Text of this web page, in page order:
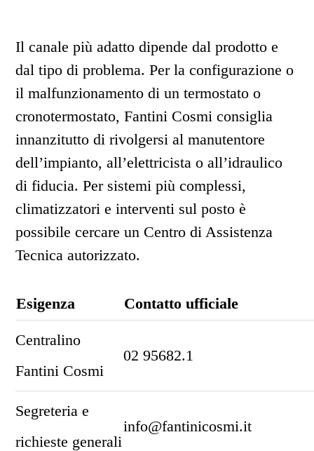
Il canale più adatto dipende dal prodotto e
dal tipo di problema. Per la configurazione o
il malfunzionamento di un termostato o
cronotermostato, Fantini Cosmi consiglia
innanzitutto di rivolgersi al manutentore
dell’impianto, all’elettricista o all’idraulico
di fiducia. Per sistemi più complessi,
climatizzatori e interventi sul posto è
possibile cercare un Centro di Assistenza
Tecnica autorizzato.
Esigenza Contatto ufficiale
Centralino
Fantini Cosmi
02 95682.1
Segreteria e
richieste generali
info@fantinicosmi.it